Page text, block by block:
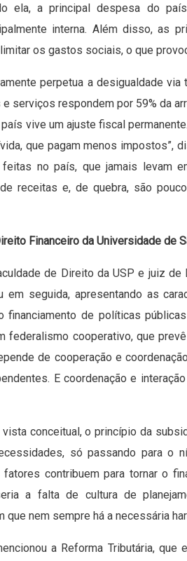
ela, a principal despesa do
interna. Além disso, as
os gastos sociais, o que
perpetua a desigualdade
serviços respondem por 59% da
vive um ajuste fiscal
que pagam menos impostos”,
feitas no país, que jamais levam
receitas e, de quebra, são
Financeiro da Universidade de
de Direito da USP e juiz
em seguida, apresentando as
financiamento de políticas
federalismo cooperativo, que
de cooperação e
E coordenação e
conceitual, o princípio da
só passando para o
contribuem para tornar o
a falta de cultura de
que nem sempre há a necessária
a Reforma Tributária, que